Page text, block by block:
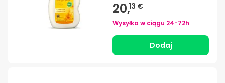
20,13 €
Wysyłka w ciągu 24-72h
Dodaj